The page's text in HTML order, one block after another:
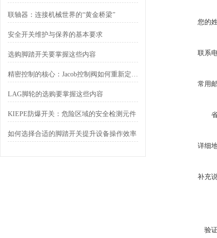
联轴器：连接机械世界的“黄金桥梁”
安全开关维护与保养的基本要求
选购脚踏开关要掌握这些内容
精密控制的核心：Jacob控制阀如何重新定义流体自动化
LAG脚轮的选购要掌握这些内容
KIEPE防爆开关：危险区域的安全检测元件
如何选择合适的脚踏开关提升设备操作效率
您的
联系
常用
详细
补充
验